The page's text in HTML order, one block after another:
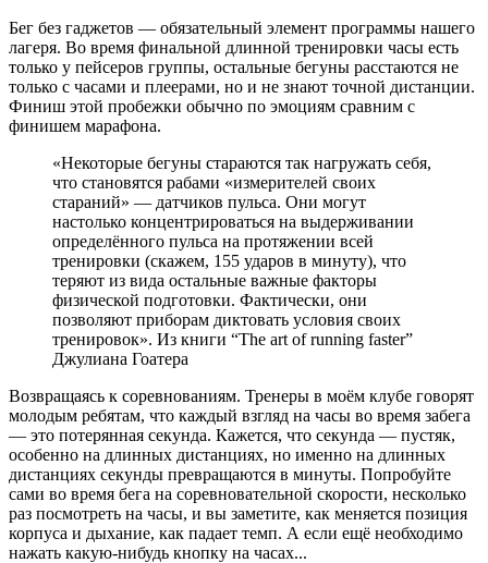
Бег без гаджетов — обязательный элемент программы нашего
лагеря. Во время финальной длинной тренировки часы есть
только у пейсеров группы, остальные бегуны расстаются не
только с часами и плеерами, но и не знают точной дистанции.
Финиш этой пробежки обычно по эмоциям сравним с
финишем марафона.
«Некоторые бегуны стараются так нагружать себя,
что становятся рабами «измерителей своих
стараний» — датчиков пульса. Они могут
настолько концентрироваться на выдерживании
определённого пульса на протяжении всей
тренировки (скажем, 155 ударов в минуту), что
теряют из вида остальные важные факторы
физической подготовки. Фактически, они
позволяют приборам диктовать условия своих
тренировок». Из книги “The art of running faster”
Джулиана Гоатера
Возвращаясь к соревнованиям. Тренеры в моём клубе говорят
молодым ребятам, что каждый взгляд на часы во время забега
— это потерянная секунда. Кажется, что секунда — пустяк,
особенно на длинных дистанциях, но именно на длинных
дистанциях секунды превращаются в минуты. Попробуйте
сами во время бега на соревновательной скорости, несколько
раз посмотреть на часы, и вы заметите, как меняется позиция
корпуса и дыхание, как падает темп. А если ещё необходимо
нажать какую-нибудь кнопку на часах...